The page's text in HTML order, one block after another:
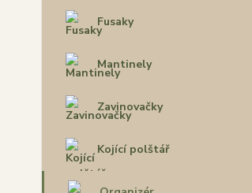
Fusaky
Mantinely
Zavinovačky
Kojící polštář